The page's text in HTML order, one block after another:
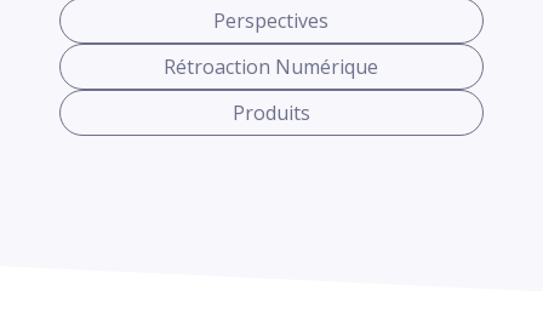
Perspectives
Rétroaction Numérique
Produits